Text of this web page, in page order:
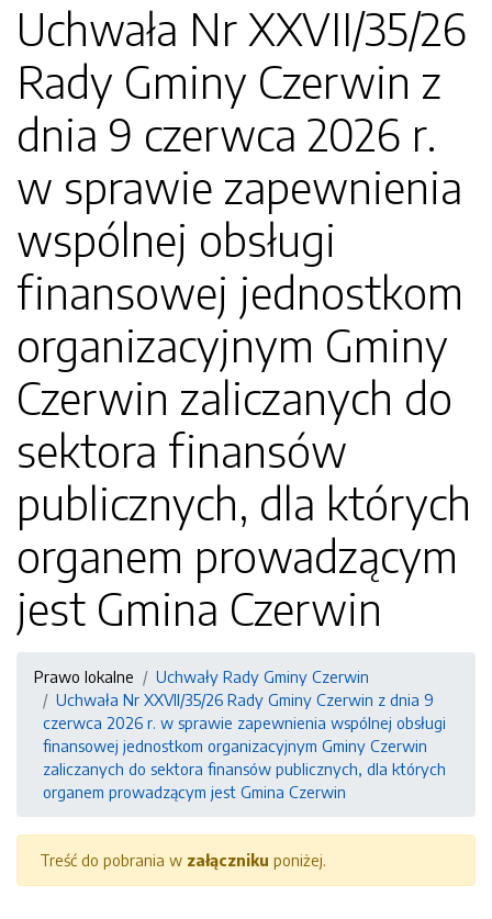
Uchwała Nr XXVII/35/26
Rady Gminy Czerwin z
dnia 9 czerwca 2026 r.
w sprawie zapewnienia
wspólnej obsługi
finansowej jednostkom
organizacyjnym Gminy
Czerwin zaliczanych do
sektora finansów
publicznych, dla których
organem prowadzącym
jest Gmina Czerwin
Prawo lokalne
Uchwały Rady Gminy Czerwin
Uchwała Nr XXVII/35/26 Rady Gminy Czerwin z dnia 9
czerwca 2026 r. w sprawie zapewnienia wspólnej obsługi
finansowej jednostkom organizacyjnym Gminy Czerwin
zaliczanych do sektora finansów publicznych, dla których
organem prowadzącym jest Gmina Czerwin
Treść do pobrania w załączniku poniżej.